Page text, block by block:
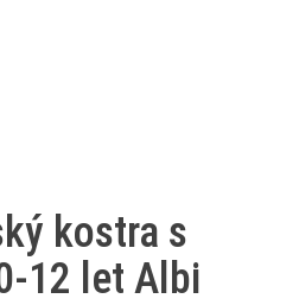
kostra s
12 let Albi